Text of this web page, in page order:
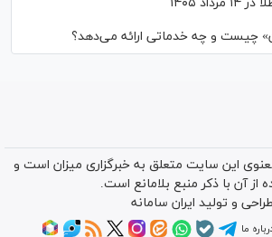
چیست و چه خدماتی ارائه می‌دهد؟
این سایت متعلق به خبرگزاری میزان است و
از آن با ذکر منبع بلامانع است.
طراحی و تولید ایران سامانه
ما